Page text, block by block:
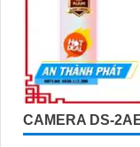
CAMERA DS-